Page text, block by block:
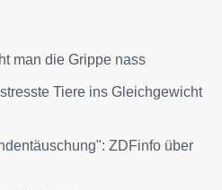
man die Grippe nass
Tiere ins Gleichgewicht
ZDFinfo über